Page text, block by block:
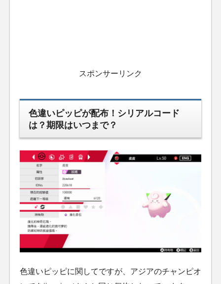
スポンサーリンク
色違いピッピが配布！シリアルコード
は？期限はいつまで？
色違いピッピに関してですが、アジアのチャンピオ